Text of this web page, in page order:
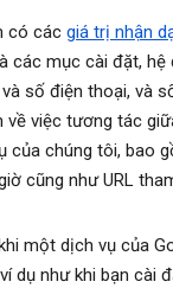
có các giá trị nhận
các mục cài đặt, hệ
số điện thoại, và
việc tương tác
của chúng tôi, bao
cũng như URL
một dịch vụ của
dụ như khi bạn cài